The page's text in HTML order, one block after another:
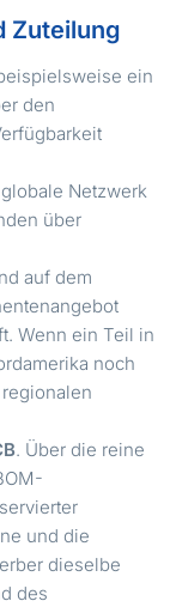
Zuteilung
ein
den
Netzwerk
über
auf dem
Wenn ein Teil in
noch
. Über die reine
und die
dieselbe
des